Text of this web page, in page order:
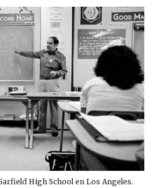
High School en Los Angeles.